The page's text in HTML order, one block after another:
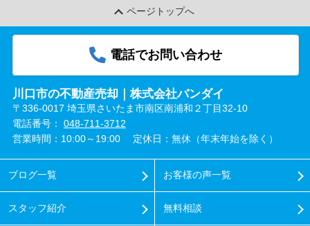
ページトップへ
電話でお問い合わせ
川口市の不動産売却｜株式会社バンダイ
〒336-0017 埼玉県さいたま市南区南浦和２丁目32-10
電話番号： 048-711-3712
営業時間：10:00～19:00
定休日：無休（年末年始を除く）
ブログ一覧
スタッフ紹介
お客様の声一覧
無料相談